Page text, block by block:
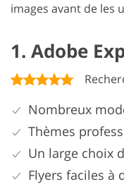
images avant de les
1. Adobe
Nombreux
Thèmes
Un large choix
Flyers faciles à